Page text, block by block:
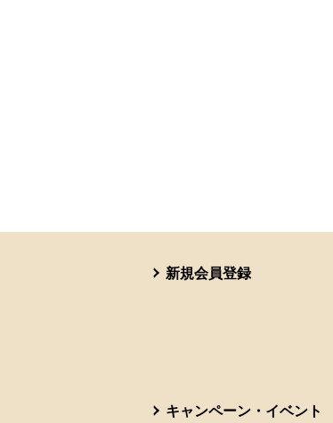
新規会員登録
キャンペーン・イベント